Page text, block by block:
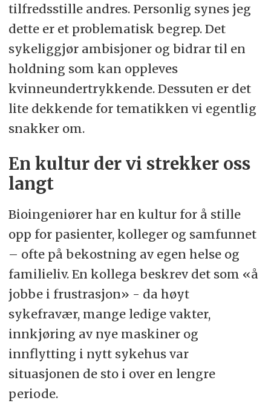
tilfredsstille andres. Personlig synes jeg
dette er et problematisk begrep. Det
sykeliggjør ambisjoner og bidrar til en
holdning som kan oppleves
kvinneundertrykkende. Dessuten er det
lite dekkende for tematikken vi egentlig
snakker om.
En kultur der vi strekker oss
langt
Bioingeniører har en kultur for å stille
opp for pasienter, kolleger og samfunnet
– ofte på bekostning av egen helse og
familieliv. En kollega beskrev det som «å
jobbe i frustrasjon» - da høyt
sykefravær, mange ledige vakter,
innkjøring av nye maskiner og
innflytting i nytt sykehus var
situasjonen de sto i over en lengre
periode.